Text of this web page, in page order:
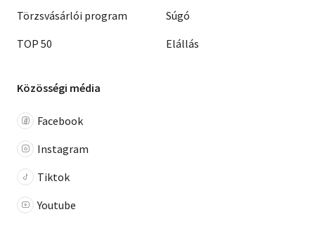
Törzsvásárlói program
TOP 50
Súgó
Elállás
Közösségi média
Facebook
Instagram
Tiktok
Youtube